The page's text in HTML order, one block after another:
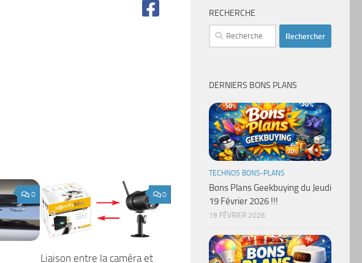
0 0
Liaison entre la caméra et
RECHERCHE
Rechercher :
DERNIERS BONS PLANS
TECHNOS BONS-PLANS
Bons Plans Geekbuying du Jeudi
19 Février 2026 !!!
19 FÉVRIER 2026